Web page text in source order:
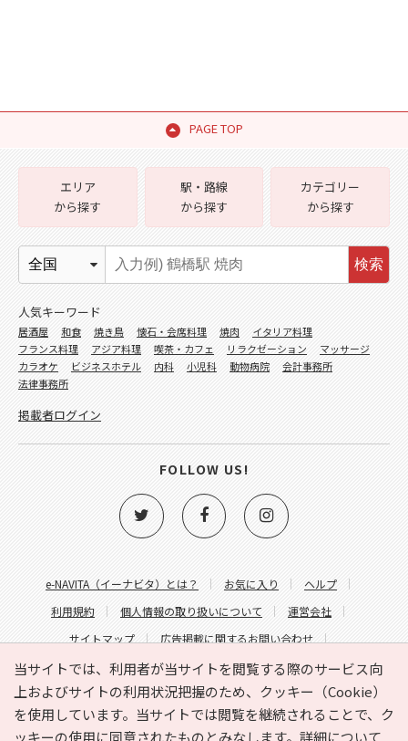
PAGE TOP
当サイトでは、利用者が当サイトを閲覧する際のサービス向
上およびサイトの利用状況把握のため、クッキー（Cookie）
を使用しています。当サイトでは閲覧を継続されることで、ク
ッキーの使用に同意されたものとみなします。詳細について
e-NAVITA（イーナビタ）とは？ お気に入り
ヘルプ
利用規約
個人情報の取り扱いについて
運営会社
サイトマップ
広告掲載に関するお問い合わせ
サイトの内容に関するお問い合わせ
エリア
から探す
駅・路線
から探す
カテゴリー
から探す
検索
人気キーワード
居酒屋 和食 焼き鳥 懐石・会席料理 焼肉
イタリア料理
フランス料理
アジア料理 喫茶・カフェ リラクゼーション
マッサージ
カラオケ
ビジネスホテル 内科 小児科 動物病院
会計事務所
法律事務所
掲載者ログイン
FOLLOW US!